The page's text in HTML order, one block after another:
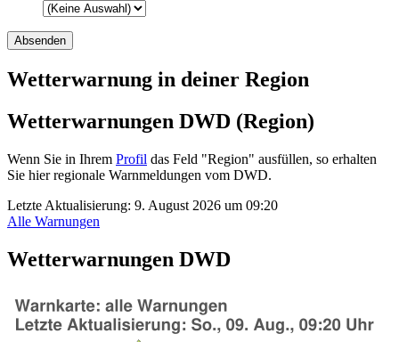
Wetterwarnung in deiner Region
Wetterwarnungen DWD (Region)
Wenn Sie in Ihrem Profil das Feld "Region" ausfüllen, so erhalten
Sie hier regionale Warnmeldungen vom DWD.
Letzte Aktualisierung: 9. August 2026 um 09:20
Alle Warnungen
Wetterwarnungen DWD